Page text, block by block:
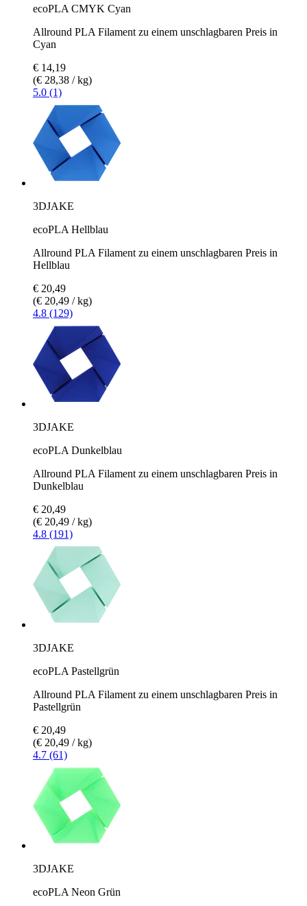
ecoPLA CMYK Cyan
Allround PLA Filament zu einem unschlagbaren Preis in
Cyan
€ 14,19
(€ 28,38 / kg)
5.0 (1)
3DJAKE
ecoPLA Hellblau
Allround PLA Filament zu einem unschlagbaren Preis in
Hellblau
€ 20,49
(€ 20,49 / kg)
4.8 (129)
3DJAKE
ecoPLA Dunkelblau
Allround PLA Filament zu einem unschlagbaren Preis in
Dunkelblau
€ 20,49
(€ 20,49 / kg)
4.8 (191)
3DJAKE
ecoPLA Pastellgrün
Allround PLA Filament zu einem unschlagbaren Preis in
Pastellgrün
€ 20,49
(€ 20,49 / kg)
4.7 (61)
3DJAKE
ecoPLA Neon Grün